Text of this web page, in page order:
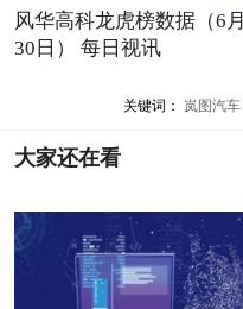
风华高科龙虎榜数据（6月
30日） 每日视讯
关键词： 岚图汽车
大家还在看